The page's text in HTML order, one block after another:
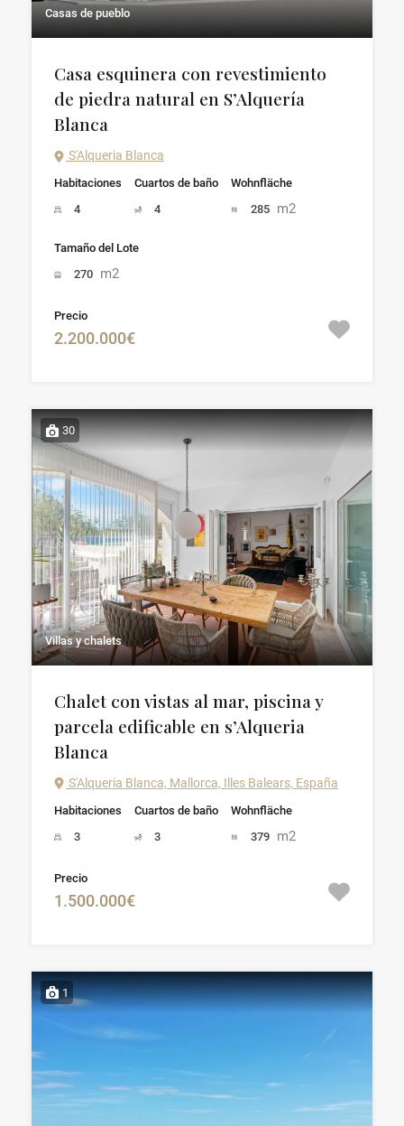
Casas de pueblo
Casa esquinera con revestimiento
de piedra natural en S’Alquería
Blanca
S'Alqueria Blanca
Habitaciones
4
Cuartos de baño
4
Wohnfläche
285 m2
Tamaño del Lote
270 m2
Precio
2.200.000€
30
Villas y chalets
Chalet con vistas al mar, piscina y
parcela edificable en s’Alqueria
Blanca
S'Alqueria Blanca, Mallorca, Illes Balears, España
Habitaciones
3
Cuartos de baño
3
Wohnfläche
379 m2
Precio
1.500.000€
1